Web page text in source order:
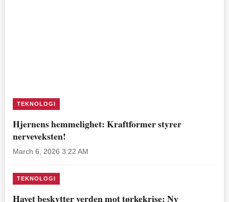
TEKNOLOGI
Hjernens hemmelighet: Kraftformer styrer
nerveveksten!
March 6, 2026 3:22 AM
TEKNOLOGI
Havet beskytter verden mot tørkekrise: Ny